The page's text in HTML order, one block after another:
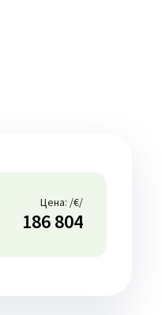
Цена: /€/
186 804